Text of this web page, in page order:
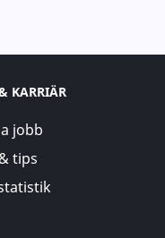
KARRIÄR
jobb
tips